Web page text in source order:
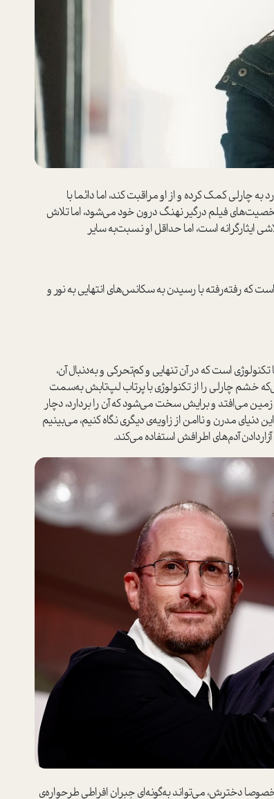
چارلی کمک کرده و از او مراقبت کند، اما دائما با
فیلم درگیر نهنگ درون خود می‌شود، اما تلاش
ایثارگرانه ا‌ست، اما حداقل او نسبت‌به سایر
که رفته‌رفته با رسیدن به سکانس‌های انتهایی به نور و
ا‌ست که در آن تنهایی و کم‌تحرکی و به‌دنبال آن‌،
خشم چارلی را از تکنولوژی با پرتاب لپ‌تابش به‌سمت
می‌افتد و برایش سخت می‌شود که آن را بردارد، دچار
مدرن و ناامن از زاویه‌ی د‌یگری نگاه کنیم، می‌بینیم
آدم‌های اطرافش ا‌ستفاده می‌کند.
دخترش، می‌تواند به‌گونه‌ای جبران افراطی طرحواره‌ی